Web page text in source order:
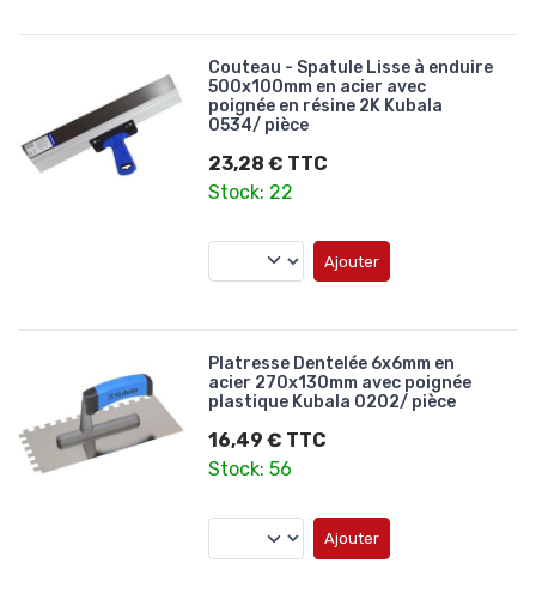
Couteau - Spatule Lisse à enduire
500x100mm en acier avec
poignée en résine 2K Kubala
0534/ pièce
23,28 € TTC
Stock: 22
Ajouter
Platresse Dentelée 6x6mm en
acier 270x130mm avec poignée
plastique Kubala 0202/ pièce
16,49 € TTC
Stock: 56
Ajouter